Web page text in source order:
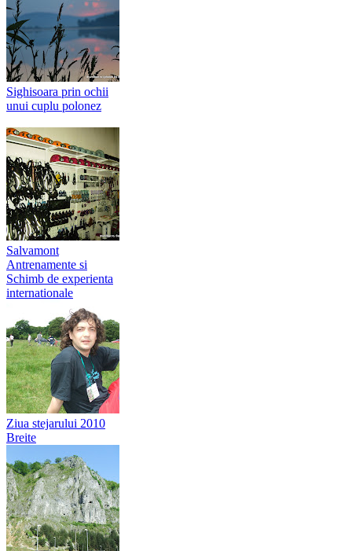
Sighisoara prin ochii
unui cuplu polonez
Salvamont
Antrenamente si
Schimb de experienta
internationale
Ziua stejarului 2010
Breite